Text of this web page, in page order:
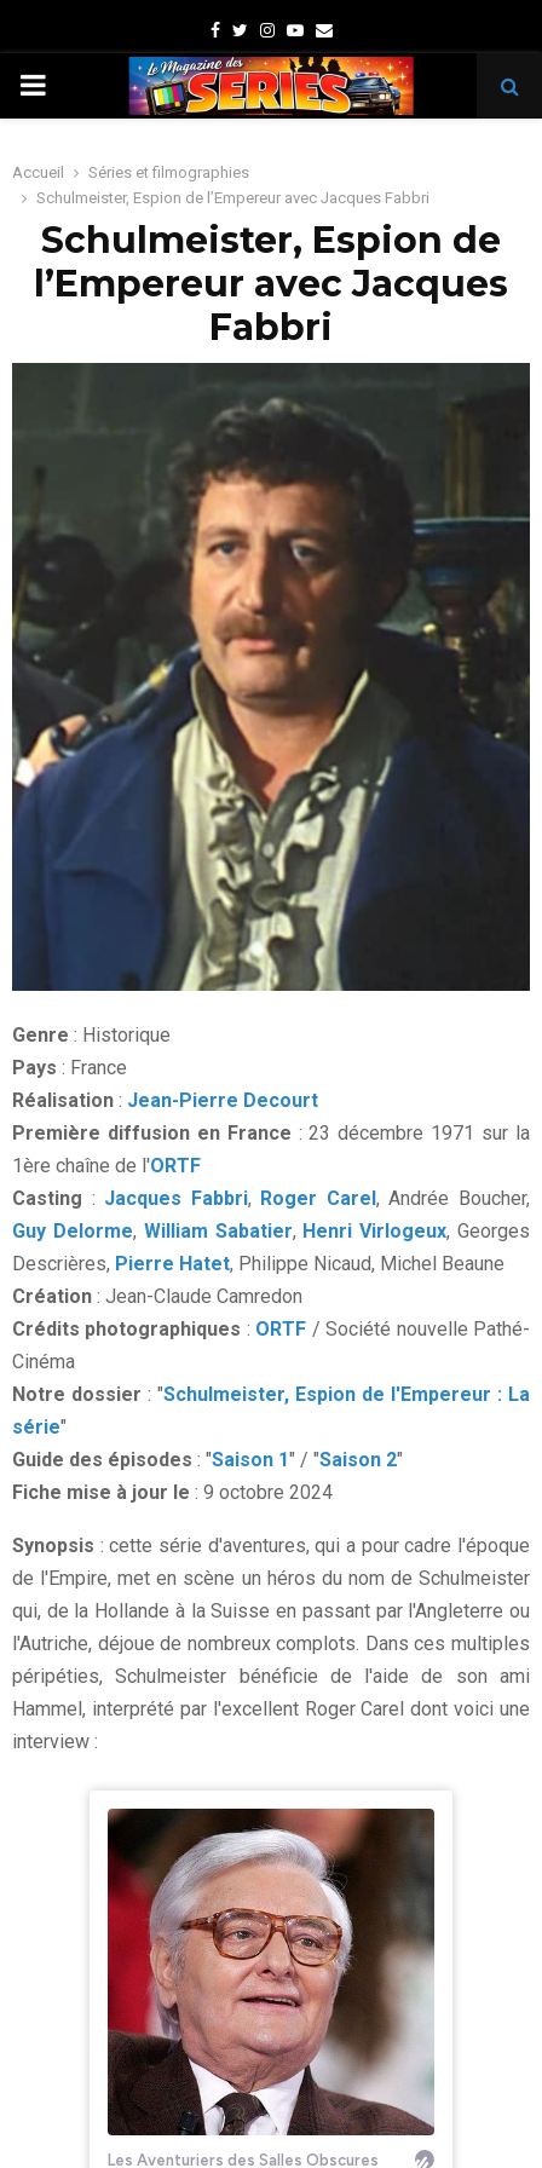
Facebook
TwitterInstagram
Youtube
Email
PRIMARY
Accueil
Séries et filmographies
Schulmeister, Espion de l’Empereur avec Jacques Fabbri
Schulmeister, Espion de
l’Empereur avec Jacques
Fabbri
Genre : Historique
Pays : France
Réalisation : Jean-Pierre Decourt
Première diffusion en France : 23 décembre 1971 sur la
1ère chaîne de l'ORTF
Casting : Jacques Fabbri, Roger Carel , Andrée Boucher,
Guy Delorme, William Sabatier, Henri Virlogeux, Georges
Descrières, Pierre Hatet, Philippe Nicaud, Michel Beaune
Création : Jean-Claude Camredon
Crédits photographiques : ORTF / Société nouvelle Pathé-
Cinéma
Notre dossier : "Schulmeister, Espion de l'Empereur : La
série"
Guide des épisodes : "Saison 1" / "Saison 2"
Fiche mise à jour le : 9 octobre 2024
Synopsis : cette série d'aventures, qui a pour cadre l'époque
de l'Empire, met en scène un héros du nom de Schulmeister
qui, de la Hollande à la Suisse en passant par l'Angleterre ou
l'Autriche, déjoue de nombreux complots. Dans ces multiples
péripéties, Schulmeister bénéficie de l'aide de son ami
Hammel, interprété par l'excellent Roger Carel dont voici une
interview :